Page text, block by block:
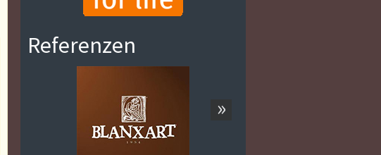
Referenzen
»